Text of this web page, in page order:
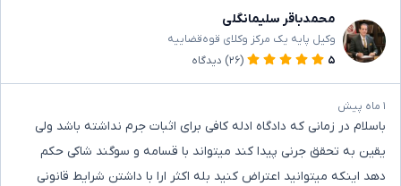
محمدباقر سلیمانگلی
وکیل پایه یک مرکز وکلای قوه‌قضاییه
۵
(۲۶) دیدگاه
۱ ماه پیش
باسلام در زمانی که دادگاه ادله کافی برای اثبات جرم نداشته باشد ولی
یقین به تحقق جرنی پیدا کند میتواند با قسامه و سوگند شاکی حکم
دهد اینکه میتوانید اعتراض کنید بله اکثر ارا با داشتن شرایط قانونی